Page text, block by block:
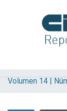
Explorar